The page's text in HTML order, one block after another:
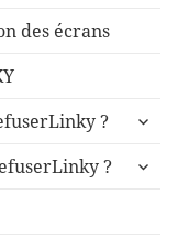
des écrans
?
ouvrir
sous-
?
ouvrir